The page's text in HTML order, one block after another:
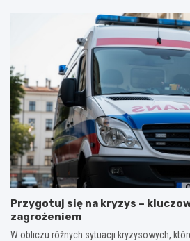
Przygotuj się na kryzys –
zagrożeniem
W obliczu różnych sytuacji kryzysowych,